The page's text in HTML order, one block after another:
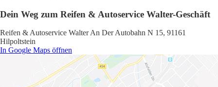
Dein Weg zum Reifen & Autoservice Walter-Geschäft
Reifen & Autoservice Walter An Der Autobahn N 15, 91161
Hilpoltstein
In Google Maps öffnen